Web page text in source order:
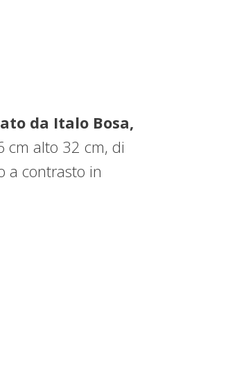
da Italo Bosa,
cm alto 32 cm, di
a contrasto in